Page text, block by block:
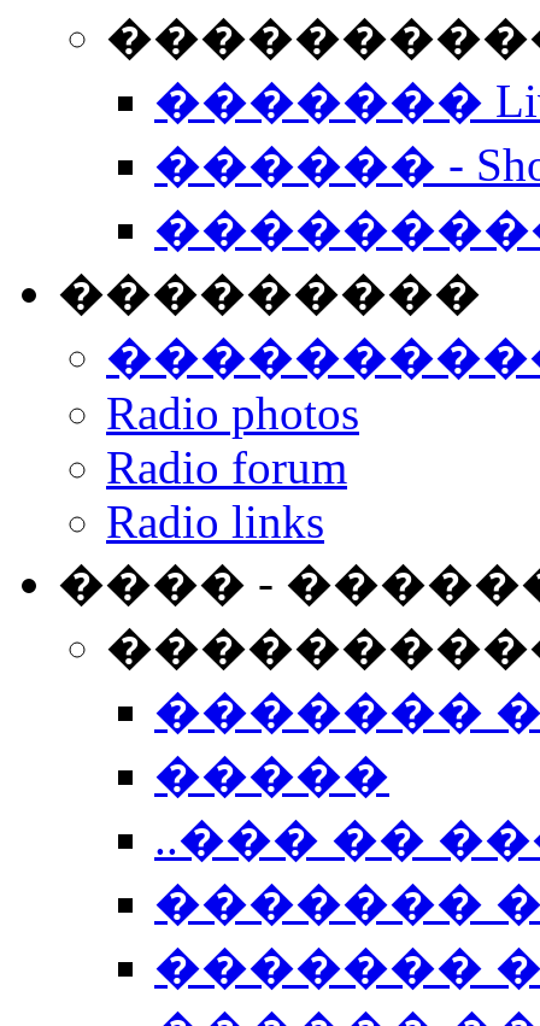
����������
�������
������ -
���������
Radio photos
Radio forum
Radio links
���� -
�������
�����
..��� ��
�������
�������